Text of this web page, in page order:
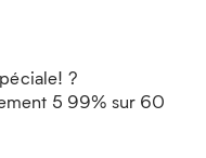
?
5 99% sur 60